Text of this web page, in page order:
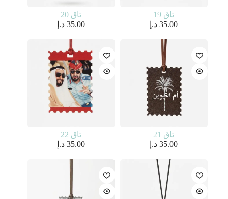
تاق 19
35.00 د.إ
تاق 20
35.00 د.إ
تاق 21
35.00 د.إ
تاق 22
35.00 د.إ